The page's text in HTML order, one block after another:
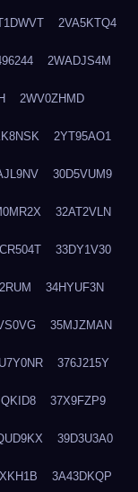
2VA5KTQ4
2WADJS4M
2WV0ZHMD
2YT95AO1
30D5VUM9
32AT2VLN
33DY1V30
34HYUF3N
35MJZMAN
376J215Y
37X9FZP9
39D3U3A0
3A43DKQP